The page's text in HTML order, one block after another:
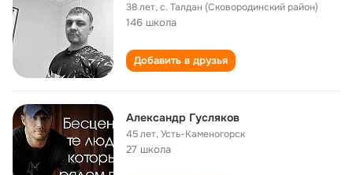
38 лет,с. Талдан (Сковородинский район)
146 школа
Добавить в друзья
Александр Гусляков
45 лет,Усть-Каменогорск
27 школа